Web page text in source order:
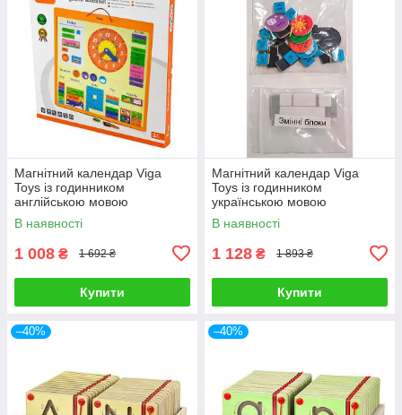
Магнітний календар Viga
Toys із годинником
англійською мовою
В наявності
1 008 ₴ 1 692 ₴
Купити
Магнітний календар Viga
Toys із годинником
українською мовою
В наявності
1 128 ₴ 1 893 ₴
Купити
–40% –40%